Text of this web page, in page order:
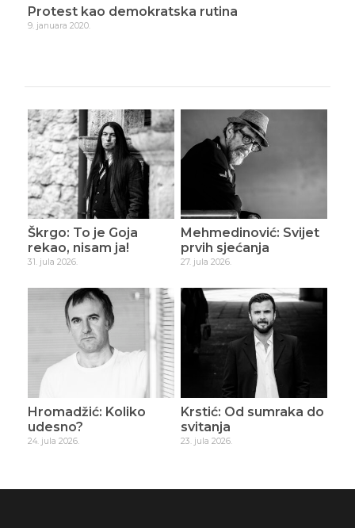
Protest kao demokratska rutina
9. januara 2020.
Škrgo: To je Goja
rekao, nisam ja!
31. jula 2026.
Mehmedinović: Svijet
prvih sjećanja
27. jula 2026.
Hromadžić: Koliko
udesno?
24. jula 2026.
Krstić: Od sumraka do
svitanja
23. jula 2026.